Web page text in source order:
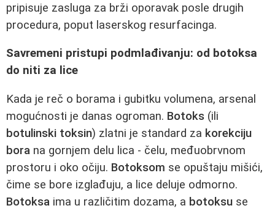
pripisuje zasluga za brži oporavak posle drugih
procedura, poput laserskog resurfacinga.
Savremeni pristupi podmlađivanju: od botoksa
do niti za lice
Kada je reč o borama i gubitku volumena, arsenal
mogućnosti je danas ogroman. Botoks (ili
botulinski toksin) zlatni je standard za korekciju
bora na gornjem delu lica - čelu, međuobrvnom
prostoru i oko očiju. Botoksom se opuštaju mišići,
čime se bore izglađuju, a lice deluje odmorno.
Botoksa ima u različitim dozama, a botoksu se